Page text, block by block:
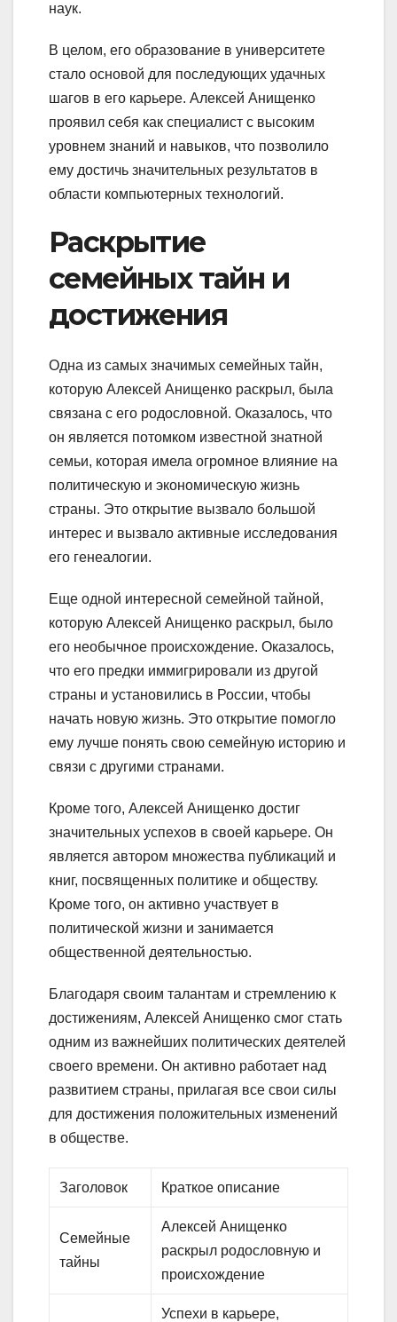
наук.
В целом, его образование в университете
стало основой для последующих удачных
шагов в его карьере. Алексей Анищенко
проявил себя как специалист с высоким
уровнем знаний и навыков, что позволило
ему достичь значительных результатов в
области компьютерных технологий.
Раскрытие
семейных тайн и
достижения
Одна из самых значимых семейных тайн,
которую Алексей Анищенко раскрыл, была
связана с его родословной. Оказалось, что
он является потомком известной знатной
семьи, которая имела огромное влияние на
политическую и экономическую жизнь
страны. Это открытие вызвало большой
интерес и вызвало активные исследования
его генеалогии.
Еще одной интересной семейной тайной,
которую Алексей Анищенко раскрыл, было
его необычное происхождение. Оказалось,
что его предки иммигрировали из другой
страны и установились в России, чтобы
начать новую жизнь. Это открытие помогло
ему лучше понять свою семейную историю и
связи с другими странами.
Кроме того, Алексей Анищенко достиг
значительных успехов в своей карьере. Он
является автором множества публикаций и
книг, посвященных политике и обществу.
Кроме того, он активно участвует в
политической жизни и занимается
общественной деятельностью.
Благодаря своим талантам и стремлению к
достижениям, Алексей Анищенко смог стать
одним из важнейших политических деятелей
своего времени. Он активно работает над
развитием страны, прилагая все свои силы
для достижения положительных изменений
в обществе.
Заголовок Краткое описание
Семейные
тайны
Алексей Анищенко
раскрыл родословную и
происхождение
Успехи в карьере,